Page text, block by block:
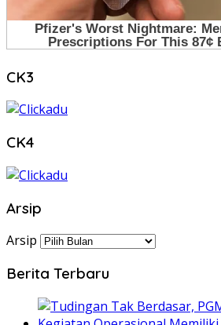
CK3
CK4
Arsip
Arsip
Berita Terbaru